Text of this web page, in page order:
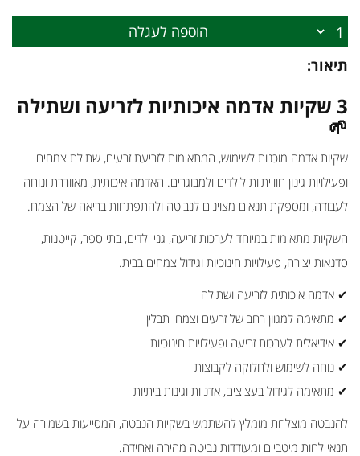
הוספה לעגלה
תיאור:
3 שקיות אדמה איכותיות לזריעה ושתילה
🌱
שקיות אדמה מוכנות לשימוש, המתאימות לזריעת זרעים, שתילת צמחים
ופעילויות גינון חווייתיות לילדים ולמבוגרים. האדמה איכותית, מאווררת ונוחה
לעבודה, ומספקת תנאים מצוינים לנביטה ולהתפתחות בריאה של הצמח.
השקיות מתאימות במיוחד לערכות זריעה, גני ילדים, בתי ספר, קייטנות,
סדנאות יצירה, פעילויות חינוכיות וגידול צמחים בבית.
✔ אדמה איכותית לזריעה ושתילה
✔ מתאימה למגוון רחב של זרעים וצמחי תבלין
✔ אידיאלית לערכות זריעה ופעילויות חינוכיות
✔ נוחה לשימוש ולחלוקה לקבוצות
✔ מתאימה לגידול בעציצים, אדניות וגינות ביתיות
להנבטה מוצלחת מומלץ להשתמש בשקיות הנבטה, המסייעות בשמירה על
תנאי לחות מיטביים ומעודדות נביטה מהירה ואחידה.